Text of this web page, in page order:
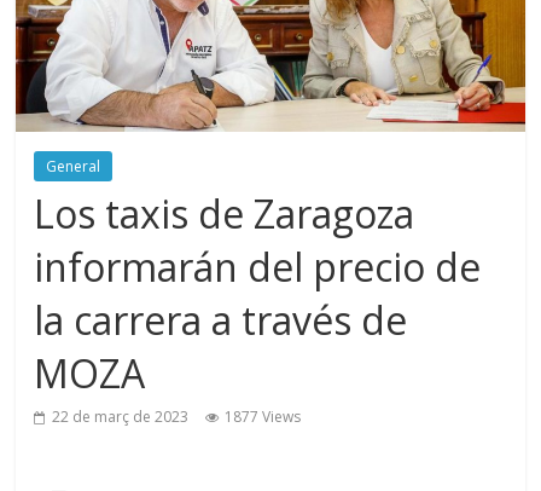
General
Los taxis de Zaragoza
informarán del precio de
la carrera a través de
MOZA
22 de març de 2023 1877 Views